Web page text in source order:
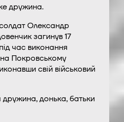
дружина.
Олександр
загинув 17
час виконання
Покровському
свій військовий
донька, батьки